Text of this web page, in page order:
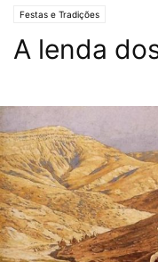
Festas e Tradições
A lenda